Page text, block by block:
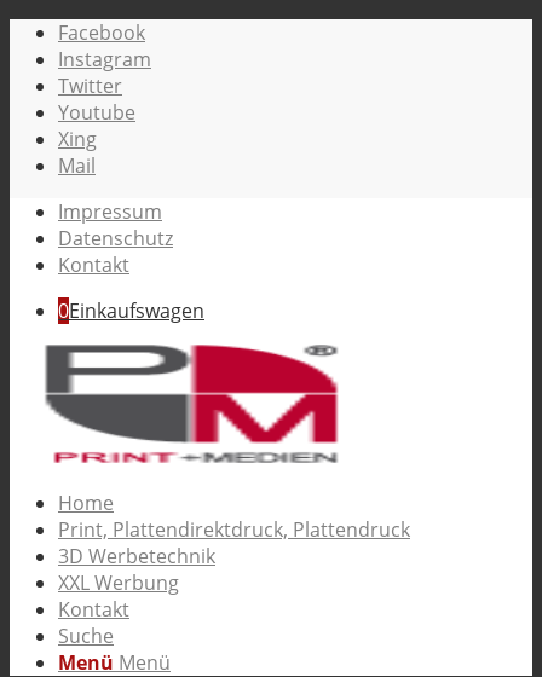
Facebook
Instagram
Twitter
Youtube
Xing
Mail
Impressum
Datenschutz
Kontakt
0Einkaufswagen
Home
Print, Plattendirektdruck, Plattendruck
3D Werbetechnik
XXL Werbung
Kontakt
Suche
Menü Menü